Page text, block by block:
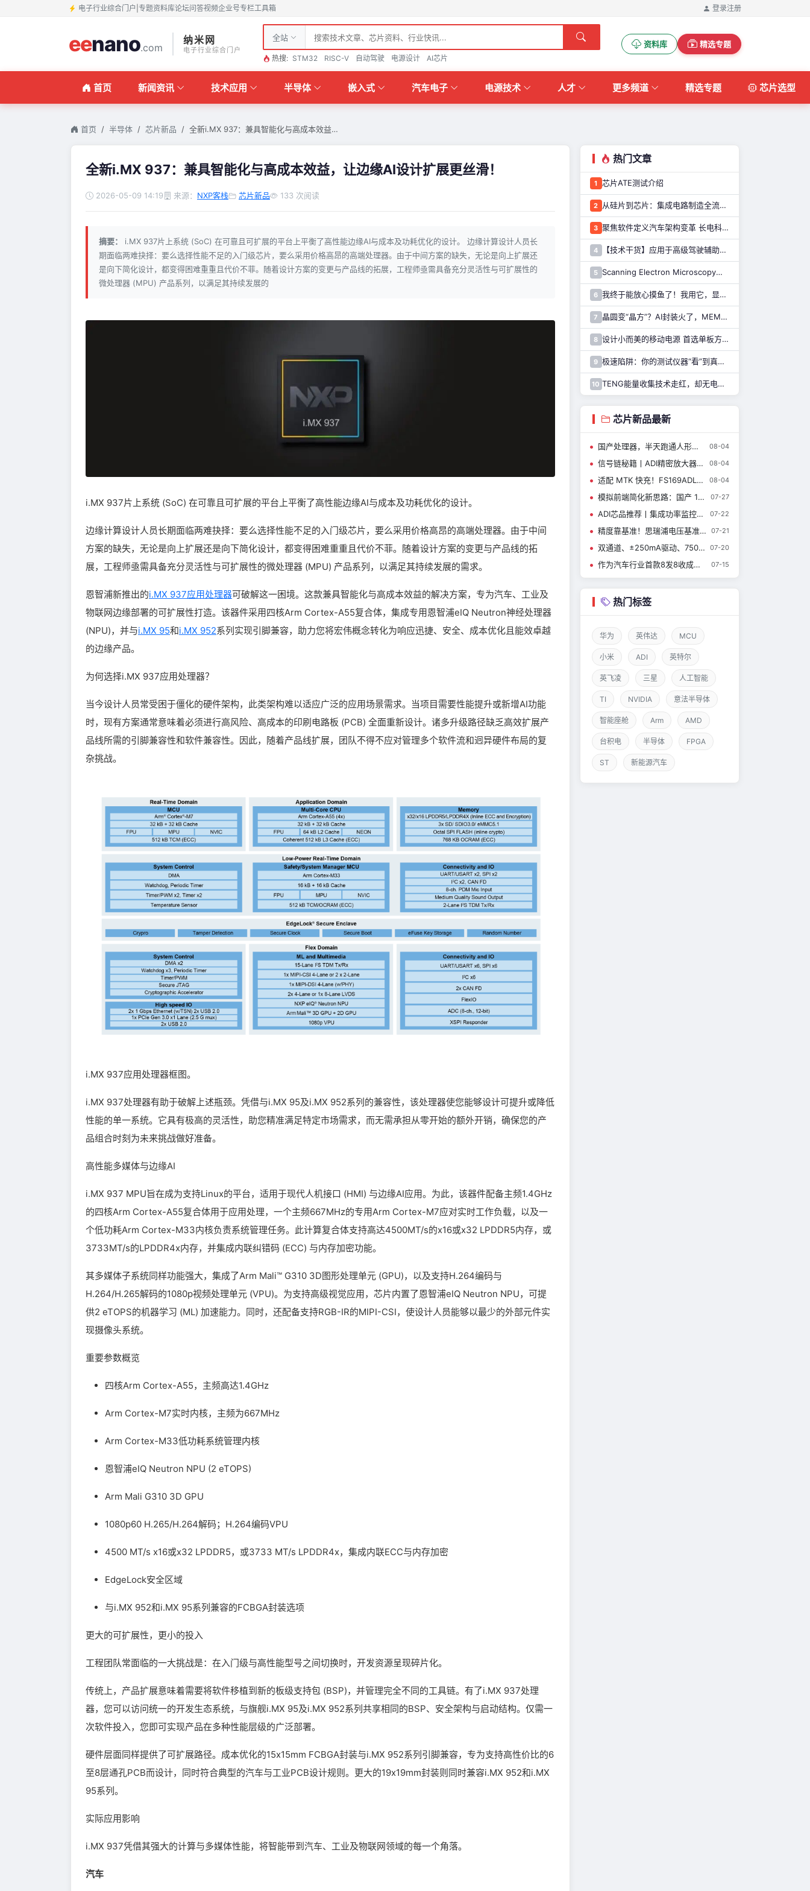
电子行业综合门户 专题资料库论坛问答视频企业号专栏工具箱 登录注册
eenano.com
纳米网
电子行业综合门户
全站
热搜: STM32 RISC-V 自动驾驶 电源设计 AI芯片
资料库 精选专题
首页 新闻资讯 技术应用 半导体 嵌入式 汽车电子 电源技术 人才 更多频道 精选专题 芯片选型
首页 半导体 芯片新品 全新i.MX 937：兼具智能化与高成本效益…
全新i.MX 937：兼具智能化与高成本效益，让边缘AI设计扩展更丝滑！
2026-05-09 14:19 来源： NXP客栈 芯片新品 133 次阅读
摘要：
i.MX 937片上系统 (SoC) 在可靠且可扩展的平台上平衡了高性能边缘AI与成本及功耗优化的设计。 边缘计算设计人员长
期面临两难抉择：要么选择性能不足的入门级芯片，要么采用价格高昂的高端处理器。由于中间方案的缺失，无论是向上扩展还
是向下简化设计，都变得困难重重且代价不菲。随着设计方案的变更与产品线的拓展，工程师亟需具备充分灵活性与可扩展性的
微处理器 (MPU) 产品系列，以满足其持续发展的
i.MX 937片上系统 (SoC) 在可靠且可扩展的平台上平衡了高性能边缘AI与成本及功耗优化的设计。
边缘计算设计人员长期面临两难抉择：要么选择性能不足的入门级芯片，要么采用价格高昂的高端处理器。由于中间
方案的缺失，无论是向上扩展还是向下简化设计，都变得困难重重且代价不菲。随着设计方案的变更与产品线的拓
展，工程师亟需具备充分灵活性与可扩展性的微处理器 (MPU) 产品系列，以满足其持续发展的需求。
恩智浦新推出的i.MX 937应用处理器可破解这一困境。这款兼具智能化与高成本效益的解决方案，专为汽车、工业及
物联网边缘部署的可扩展性打造。该器件采用四核Arm Cortex-A55复合体，集成专用恩智浦eIQ Neutron神经处理器
(NPU)，并与i.MX 95和i.MX 952系列实现引脚兼容，助力您将宏伟概念转化为响应迅捷、安全、成本优化且能效卓越
的边缘产品。
为何选择i.MX 937应用处理器？
当今设计人员常受困于僵化的硬件架构，此类架构难以适应广泛的应用场景需求。当项目需要性能提升或新增AI功能
时，现有方案通常意味着必须进行高风险、高成本的印刷电路板 (PCB) 全面重新设计。诸多升级路径缺乏高效扩展产
品线所需的引脚兼容性和软件兼容性。因此，随着产品线扩展，团队不得不应对管理多个软件流和迥异硬件布局的复
杂挑战。
i.MX 937应用处理器框图。
i.MX 937处理器有助于破解上述瓶颈。凭借与i.MX 95及i.MX 952系列的兼容性，该处理器使您能够设计可提升或降低
性能的单一系统。它具有极高的灵活性，助您精准满足特定市场需求，而无需承担从零开始的额外开销，确保您的产
品组合时刻为未来挑战做好准备。
高性能多媒体与边缘AI
i.MX 937 MPU旨在成为支持Linux的平台，适用于现代人机接口 (HMI) 与边缘AI应用。为此，该器件配备主频1.4GHz
的四核Arm Cortex-A55复合体用于应用处理，一个主频667MHz的专用Arm Cortex-M7应对实时工作负载，以及一
个低功耗Arm Cortex-M33内核负责系统管理任务。此计算复合体支持高达4500MT/s的x16或x32 LPDDR5内存，或
3733MT/s的LPDDR4x内存，并集成内联纠错码 (ECC) 与内存加密功能。
其多媒体子系统同样功能强大，集成了Arm Mali™ G310 3D图形处理单元 (GPU)，以及支持H.264编码与
H.264/H.265解码的1080p视频处理单元 (VPU)。为支持高级视觉应用，芯片内置了恩智浦eIQ Neutron NPU，可提
供2 eTOPS的机器学习 (ML) 加速能力。同时，还配备支持RGB-IR的MIPI-CSI，使设计人员能够以最少的外部元件实
现摄像头系统。
重要参数概览
四核Arm Cortex-A55，主频高达1.4GHz
Arm Cortex-M7实时内核，主频为667MHz
Arm Cortex-M33低功耗系统管理内核
恩智浦eIQ Neutron NPU (2 eTOPS)
Arm Mali G310 3D GPU
1080p60 H.265/H.264解码；H.264编码VPU
4500 MT/s x16或x32 LPDDR5，或3733 MT/s LPDDR4x，集成内联ECC与内存加密
EdgeLock安全区域
与i.MX 952和i.MX 95系列兼容的FCBGA封装选项
更大的可扩展性，更小的投入
工程团队常面临的一大挑战是：在入门级与高性能型号之间切换时，开发资源呈现碎片化。
传统上，产品扩展意味着需要将软件移植到新的板级支持包 (BSP)，并管理完全不同的工具链。有了i.MX 937处理
器，您可以访问统一的开发生态系统，与旗舰i.MX 95及i.MX 952系列共享相同的BSP、安全架构与启动结构。仅需一
次软件投入，您即可实现产品在多种性能层级的广泛部署。
硬件层面同样提供了可扩展路径。成本优化的15x15mm FCBGA封装与i.MX 952系列引脚兼容，专为支持高性价比的6
至8层通孔PCB而设计，同时符合典型的汽车与工业PCB设计规则。更大的19x19mm封装则同时兼容i.MX 952和i.MX
95系列。
实际应用影响
i.MX 937凭借其强大的计算与多媒体性能，将智能带到汽车、工业及物联网领域的每一个角落。
汽车
热门文章
1 芯片ATE测试介绍
2 从硅片到芯片：集成电路制造全流程解析
3 聚焦软件定义汽车架构变革 长电科技打造系统化车规级半导体封测能力
4 【技术干货】应用于高级驾驶辅助系统的图像传感器解决方案
5 Scanning Electron Microscopy（Train for advanced research）扫描电子显微镜介绍（二）
6 我终于能放心摸鱼了！我用它，显示 Claude Code 执行状态……
7 晶圆变“晶方”？AI封装火了，MEMS也能用吗？
8 设计小而美的移动电源 首选单板方案！
9 极速陷阱：你的测试仪器“看”到真实的SiC了吗?
10 TENG能量收集技术走红，却无电源芯片可用……解决难题，只需一招！
芯片新品最新
国产处理器，半天跑通人形机器人 08-04
信号链秘籍丨ADI精密放大器与开关器件新品如何重新定义仪器设计？ 08-04
适配 MTK 快充！FS169ADL Type-A 快充芯片全新上线 08-04
模拟前端简化新思路：国产 14 位采集 ADC CBM14AD50Q 07-27
ADI芯品推荐丨集成功率监控器的高功率正热插拔控制器 07-22
精度靠基准！思瑞浦电压基准芯片，累计出货10亿+颗，服务客户8000+ 07-21
双通道、±250mA驱动、750µA功耗——CBM8532这颗通用运放到底强在哪？ 07-20
作为汽车行业首款8发8收成像雷达MMIC，英飞凌RASIC™ CTRX8188F实现量产，加速中央式架构雷达的发展 07-15
热门标签
华为 英伟达 MCU
小米 ADI 英特尔
英飞凌 三星 人工智能
TI NVIDIA 意法半导体
智能座舱 Arm AMD
台积电 半导体 FPGA
ST 新能源汽车